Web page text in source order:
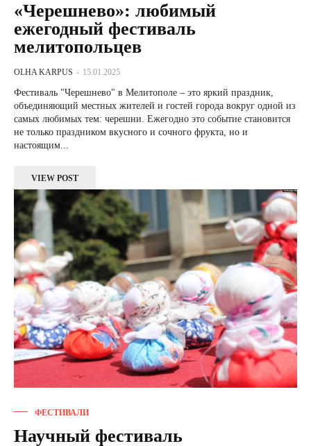
«Черешнево»: любимый
ежегодный фестиваль
мелитопольцев
OLHA KARPUS - 15.01.2025
Фестиваль "Черешнево" в Мелитополе – это яркий праздник,
объединяющий местных жителей и гостей города вокруг одной из
самых любимых тем: черешни. Ежегодно это событие становится
не только праздником вкусного и сочного фрукта, но и
настоящим...
VIEW POST
ФЕСТИВАЛИ
Научный фестиваль